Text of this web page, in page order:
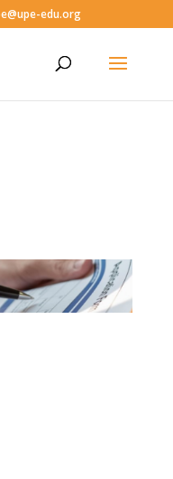
edu.org